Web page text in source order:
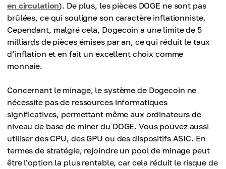
en circulation). De plus, les pièces DOGE ne sont pas
brûlées, ce qui souligne son caractère inflationniste.
Cependant, malgré cela, Dogecoin a une limite de 5
milliards de pièces émises par an, ce qui réduit le taux
d’inflation et en fait un excellent choix comme
monnaie.
Concernant le minage, le système de Dogecoin ne
nécessite pas de ressources informatiques
significatives, permettant même aux ordinateurs de
niveau de base de miner du DOGE. Vous pouvez aussi
utiliser des CPU, des GPU ou des dispositifs ASIC. En
termes de stratégie, rejoindre un pool de minage peut
être l'option la plus rentable, car cela réduit le risque de